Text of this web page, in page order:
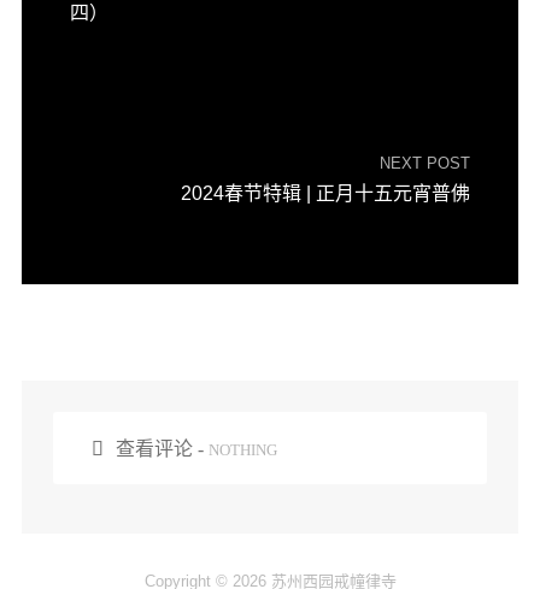
四）
NEXT POST
2024春节特辑 | 正月十五元宵普佛
 查看评论 - NOTHING
Copyright © 2026 苏州西园戒幢律寺